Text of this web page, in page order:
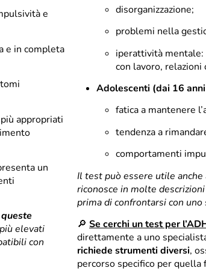
e
e in completa
più appropriati
un
elevati
con
disorganizzazione;
problemi nella
iperattività
con lavoro, relazioni
Adolescenti (dai 16
fatica a mantenere
tendenza a
comportamenti
Il test può essere utile
riconosce in molte
prima di confrontarsi con uno
🔎 Se cerchi un test per
direttamente a uno
richiede strumenti diversi,
percorso specifico per quella